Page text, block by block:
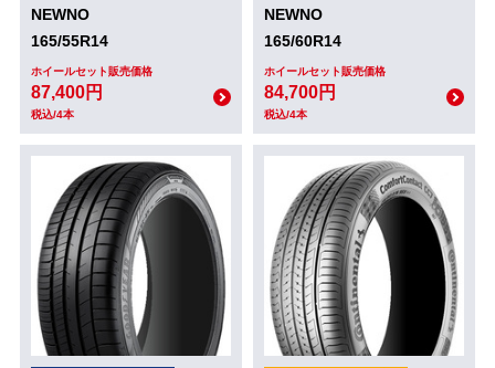
NEWNO
165/55R14
ホイールセット販売価格
87,400円
税込/4本
NEWNO
165/60R14
ホイールセット販売価格
84,700円
税込/4本